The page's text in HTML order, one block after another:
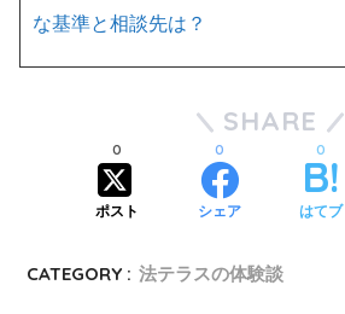
な基準と相談先は？
SHARE
ポスト
0
シェア
0
はてブ
0
CATEGORY : 法テラスの体験談